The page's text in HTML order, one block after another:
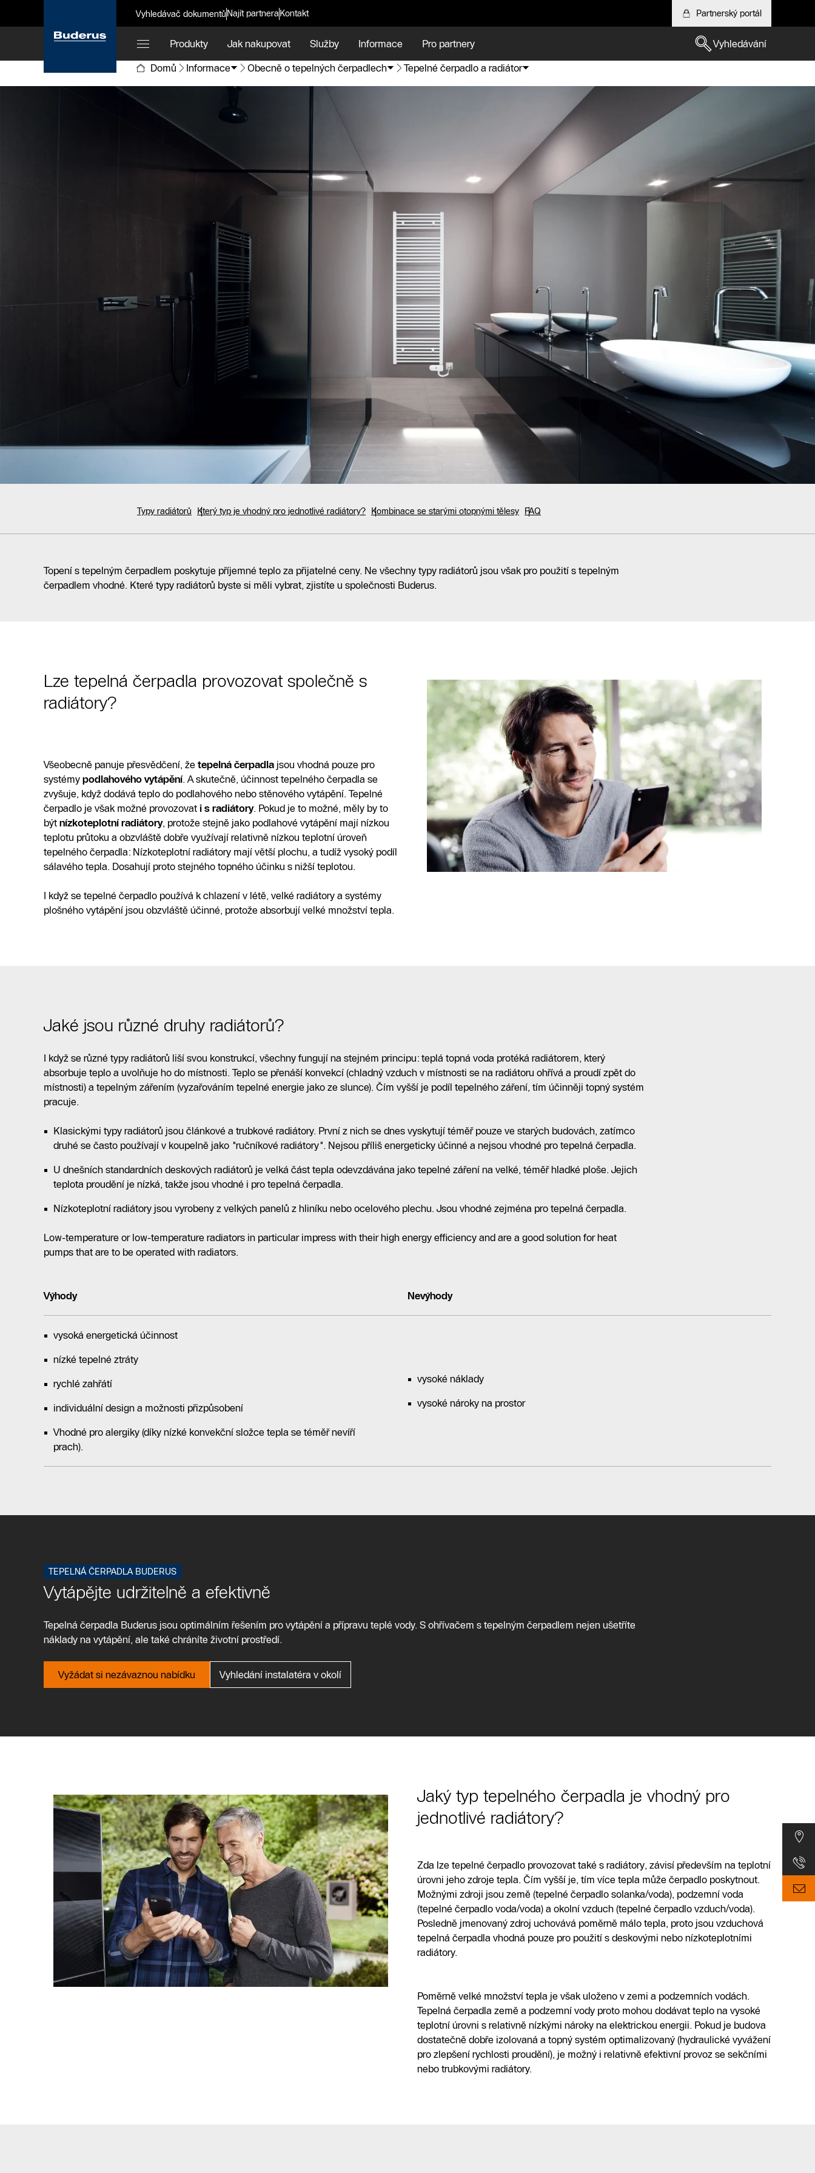
Vyhledávač dokumentůNajít partneraKontakt Partnerský portál
Produkty Jak nakupovat Služby Informace Pro partnery
Vyhledávání
Domů
Informace Obecně o tepelných čerpadlech Tepelné čerpadlo a radiátor
PRŮVODCE TEPELNÝM ČERPADLEM
Ideální radiátory pro tepelná čerpadla
Žádost o nezávaznou nabídku Vyhledejte instalatéra v okolí
Typy radiátorů Který typ je vhodný pro jednotlivé radiátory? Kombinace se starými otopnými tělesy FAQ
Topení s tepelným čerpadlem poskytuje příjemné teplo za přijatelné ceny. Ne všechny typy radiátorů jsou však pro použití s tepelným
čerpadlem vhodné. Které typy radiátorů byste si měli vybrat, zjistíte u společnosti Buderus.
Lze tepelná čerpadla provozovat společně s
radiátory?
Všeobecně panuje přesvědčení, že tepelná čerpadla jsou vhodná pouze pro
systémy podlahového vytápění. A skutečně, účinnost tepelného čerpadla se
zvyšuje, když dodává teplo do podlahového nebo stěnového vytápění. Tepelné
čerpadlo je však možné provozovat i s radiátory. Pokud je to možné, měly by to
být nízkoteplotní radiátory, protože stejně jako podlahové vytápění mají nízkou
teplotu průtoku a obzvláště dobře využívají relativně nízkou teplotní úroveň
tepelného čerpadla: Nízkoteplotní radiátory mají větší plochu, a tudíž vysoký podíl
sálavého tepla. Dosahují proto stejného topného účinku s nižší teplotou.
I když se tepelné čerpadlo používá k chlazení v létě, velké radiátory a systémy
plošného vytápění jsou obzvláště účinné, protože absorbují velké množství tepla.
Jaké jsou různé druhy radiátorů?
I když se různé typy radiátorů liší svou konstrukcí, všechny fungují na stejném principu: teplá topná voda protéká radiátorem, který
absorbuje teplo a uvolňuje ho do místnosti. Teplo se přenáší konvekcí (chladný vzduch v místnosti se na radiátoru ohřívá a proudí zpět do
místnosti) a tepelným zářením (vyzařováním tepelné energie jako ze slunce). Čím vyšší je podíl tepelného záření, tím účinněji topný systém
pracuje.
Klasickými typy radiátorů jsou článkové a trubkové radiátory. První z nich se dnes vyskytují téměř pouze ve starých budovách, zatímco
druhé se často používají v koupelně jako "ručníkové radiátory". Nejsou příliš energeticky účinné a nejsou vhodné pro tepelná čerpadla.
U dnešních standardních deskových radiátorů je velká část tepla odevzdávána jako tepelné záření na velké, téměř hladké ploše. Jejich
teplota proudění je nízká, takže jsou vhodné i pro tepelná čerpadla.
Nízkoteplotní radiátory jsou vyrobeny z velkých panelů z hliníku nebo ocelového plechu. Jsou vhodné zejména pro tepelná čerpadla.
Low-temperature or low-temperature radiators in particular impress with their high energy efficiency and are a good solution for heat
pumps that are to be operated with radiators.
Výhody Nevýhody
vysoká energetická účinnost
nízké tepelné ztráty
rychlé zahřátí
individuální design a možnosti přizpůsobení
Vhodné pro alergiky (díky nízké konvekční složce tepla se téměř nevíří
prach).
vysoké náklady
vysoké nároky na prostor
TEPELNÁ ČERPADLA BUDERUS
Vytápějte udržitelně a efektivně
Tepelná čerpadla Buderus jsou optimálním řešením pro vytápění a přípravu teplé vody. S ohřívačem s tepelným čerpadlem nejen ušetříte
náklady na vytápění, ale také chráníte životní prostředí.
Vyžádat si nezávaznou nabídku Vyhledání instalatéra v okolí
Jaký typ tepelného čerpadla je vhodný pro
jednotlivé radiátory?
Zda lze tepelné čerpadlo provozovat také s radiátory, závisí především na teplotní
úrovni jeho zdroje tepla. Čím vyšší je, tím více tepla může čerpadlo poskytnout.
Možnými zdroji jsou země (tepelné čerpadlo solanka/voda), podzemní voda
(tepelné čerpadlo voda/voda) a okolní vzduch (tepelné čerpadlo vzduch/voda).
Posledně jmenovaný zdroj uchovává poměrně málo tepla, proto jsou vzduchová
tepelná čerpadla vhodná pouze pro použití s deskovými nebo nízkoteplotními
radiátory.
Poměrně velké množství tepla je však uloženo v zemi a podzemních vodách.
Tepelná čerpadla země a podzemní vody proto mohou dodávat teplo na vysoké
teplotní úrovni s relativně nízkými nároky na elektrickou energii. Pokud je budova
dostatečně dobře izolovaná a topný systém optimalizovaný (hydraulické vyvážení
pro zlepšení rychlosti proudění), je možný i relativně efektivní provoz se sekčními
nebo trubkovými radiátory.